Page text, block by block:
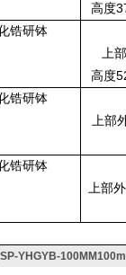
高度
锆研钵
上
高度
锆研钵
上部
锆研钵
上部
SP-YHGYB-